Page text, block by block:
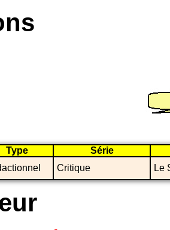
Type
Série
Critique Le